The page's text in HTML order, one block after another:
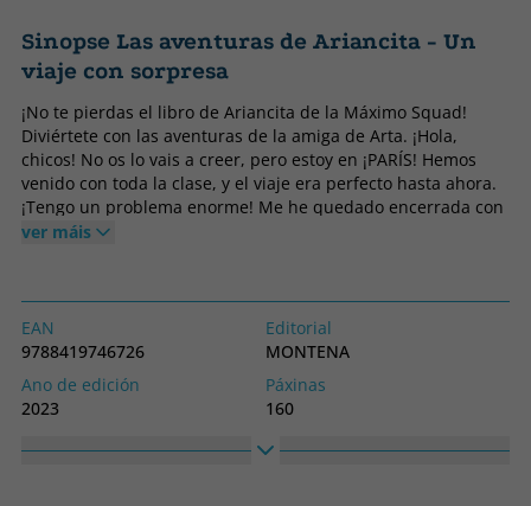
Sinopse Las aventuras de Ariancita - Un
viaje con sorpresa
¡No te pierdas el libro de Ariancita de la Máximo Squad!
Diviértete con las aventuras de la amiga de Arta. ¡Hola,
chicos! No os lo vais a creer, pero estoy en ¡PARÍS! Hemos
venido con toda la clase, y el viaje era perfecto hasta ahora.
¡Tengo un problema enorme! Me he quedado encerrada con
mis amigas en un centro comercial, ¡y vamos a perder el
lío! ¡Vive las aventuras más increíbles con Ariancita!
ver máis
EAN
9788419746726
Editorial
MONTENA
Ano de edición
2023
Páxinas
160
Idioma